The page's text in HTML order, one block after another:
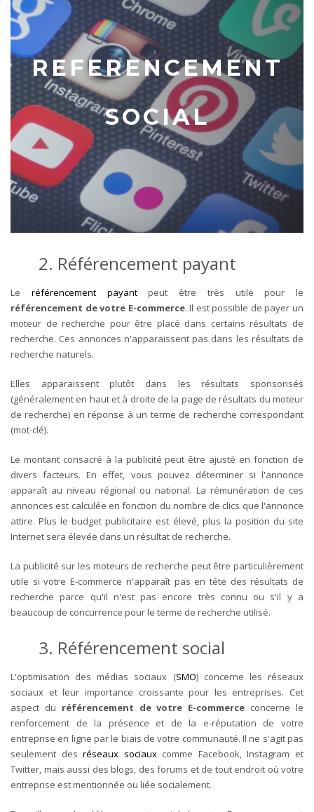
REFERENCEMENT
SOCIAL
2. Référencement payant
Le référencement payantpeut être très utile pour le
référencement de votre E-commerce. Il est possible de payer un
moteur de recherche pour être placé dans certains résultats de
recherche. Ces annonces n'apparaissent pas dans les résultats de
recherche naturels.
Elles apparaissent plutôt dans les résultats sponsorisés
(généralement en haut et à droite de la page de résultats du moteur
de recherche) en réponse à un terme de recherche correspondant
(mot-clé).
Le montant consacré à la publicité peut être ajusté en fonction de
divers facteurs. En effet, vous pouvez déterminer si l'annonce
apparaît au niveau régional ou national. La rémunération de ces
annonces est calculée en fonction du nombre de clics que l'annonce
attire. Plus le budget publicitaire est élevé, plus la position du site
Internet sera élevée dans un résultat de recherche.
La publicité sur les moteurs de recherche peut être particulièrement
utile si votre E-commerce n'apparaît pas en tête des résultats de
recherche parce qu'il n'est pas encore très connu ou s'il y a
beaucoup de concurrence pour le terme de recherche utilisé.
3. Référencement social
L'optimisation des médias sociaux (SMO) concerne les réseaux
sociaux et leur importance croissante pour les entreprises. Cet
aspect du référencement de votre E-commerce concerne le
renforcement de la présence et de la e-réputation de votre
entreprise en ligne par le biais de votre communauté. Il ne s'agit pas
seulement desréseaux sociauxcomme Facebook, Instagram et
Twitter, mais aussi des blogs, des forums et de tout endroit où votre
entreprise est mentionnée ou liée socialement.